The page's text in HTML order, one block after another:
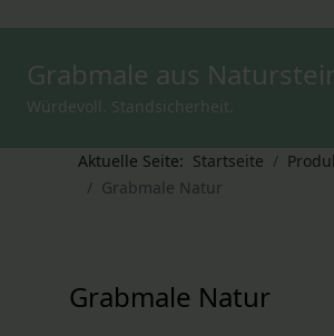
Grabmale aus
Würdevoll. Standsicherheit.
Aktuelle Seite: Startseite
Grabmale Natur
Grabmale Natur